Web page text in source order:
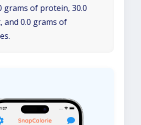
grams of protein, 30.0
and 0.0 grams of